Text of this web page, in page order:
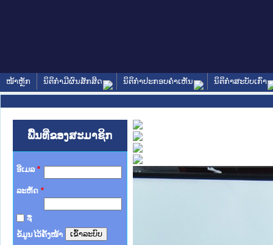
ໜ້າຫຼັກ ນິຕິກໍາມີຜົນສັກສິດ ນິຕິກໍາປະກອບຄໍາເຫັນ ນິຕິກໍາສະບັບເກົ່າ
ພື້ນທີ່ຂອງສະມາຊິກ
ອີເມລ *
ລະຫັດ *
ຈື່
ຂໍ້ມູນໄວ້ຄັ້ງໜ້າ